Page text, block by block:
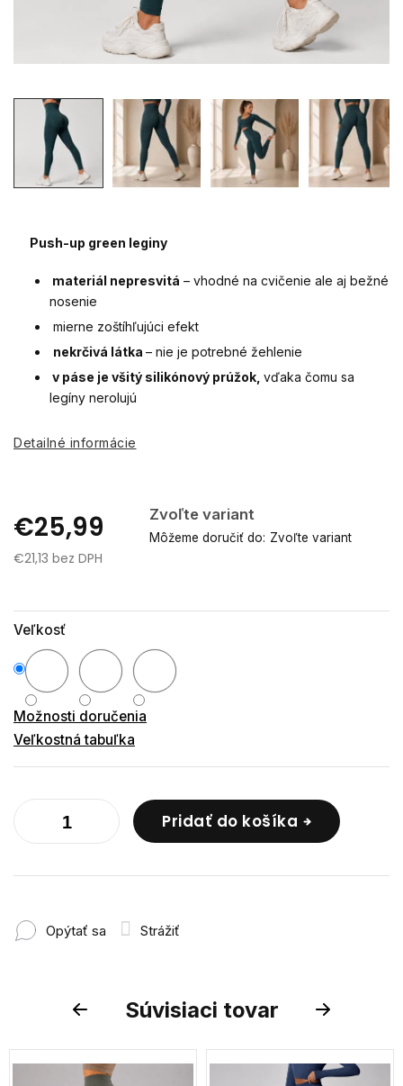
€25,99 Zvoľte variant
Môžeme doručiť do: Zvoľte variant
€21,13 bez DPH
Veľkosť
Možnosti doručenia
Veľkostná tabuľka
Pridať do košíka
Push-up green leginy
materiál nepresvitá – vhodné na cvičenie ale aj bežné
nosenie
mierne zoštíhľujúci efekt
nekrčivá látka – nie je potrebné žehlenie
v páse je všitý silikónový prúžok, vďaka čomu sa
legíny nerolujú
Detailné informácie
Opýtať sa Strážiť
Súvisiaci tovar
Previous Next